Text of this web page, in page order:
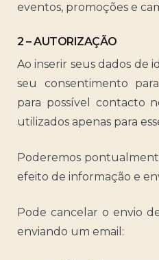
eventos, promoções e
2 – AUTORIZAÇÃO
Ao inserir seus dados de
seu consentimento
para possível contacto
utilizados apenas para
Poderemos
efeito de informação e
Pode cancelar o envio
enviando um email: